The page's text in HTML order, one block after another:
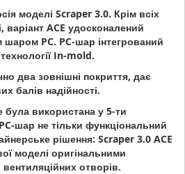
моделі Scraper 3.0. Крім всіх
варіант ACE удосконалений
PC. PC-шар інтегрований
In-mold.
два зовнішні покриття, дає
балів надійності.
була використана у 5-ти
шар не тільки функціональний
рішення: Scraper 3.0 ACE
моделі оригінальними
отворів.